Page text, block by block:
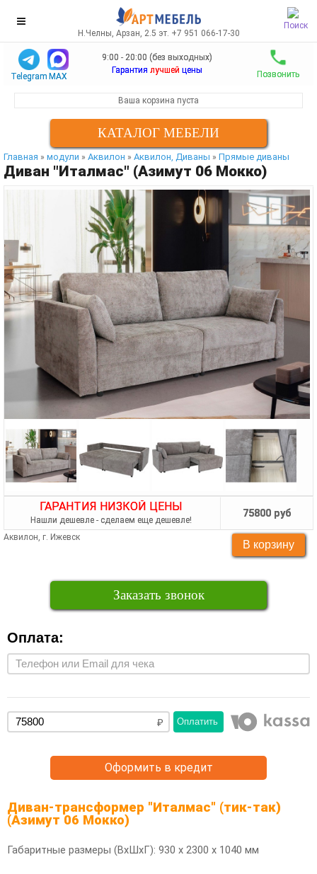
Поиск
Н.Челны, Арзан, 2.5 эт. +7 951 066-17-30
Telegram MAX
9:00 - 20:00 (без выходных)
Гарантия лучшей цены Позвонить
Ваша корзина пуста
КАТАЛОГ МЕБЕЛИ
Главная » модули » Аквилон » Аквилон, Диваны » Прямые диваны
Диван "Италмас" (Азимут 06 Мокко)
ГАРАНТИЯ НИЗКОЙ ЦЕНЫ
Нашли дешевле - сделаем еще дешевле!
75800 руб
Аквилон, г. Ижевск
Заказать звонок
Оплата:
Оплатить
Оформить в кредит
Диван-трансформер "Италмас" (тик-так)
(Азимут 06 Мокко)
Габаритные размеры (ВхШхГ): 930 х 2300 х 1040 мм